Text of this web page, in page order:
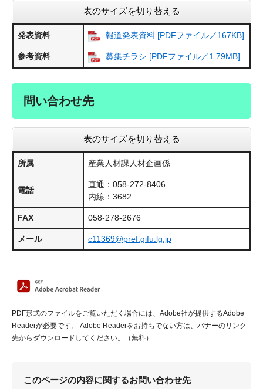
表のサイズを切り替える
発表資料 報道発表資料 [PDFファイル／167KB]
参考資料 募集チラシ [PDFファイル／1.79MB]
問い合わせ先
表のサイズを切り替える
所属 産業人材課人材企画係
電話
直通：058-272-8406
内線：3682
FAX 058-278-2676
メール c11369@pref.gifu.lg.jp
PDF形式のファイルをご覧いただく場合には、Adobe社が提供するAdobe
Readerが必要です。
Adobe Readerをお持ちでない方は、バナーのリンク
先からダウンロードしてください。（無料）
このページの内容に関するお問い合わせ先